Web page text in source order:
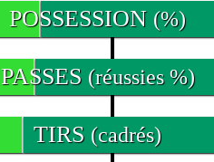
POSSESSION (%)
PASSES (réussies %)
TIRS (cadrés)